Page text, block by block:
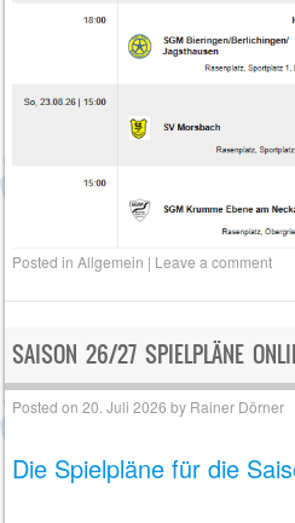
Posted inAllgemein | Leave a comment
SAISON 26/27 SPIELPLÄNE
Posted on20. Juli 2026 by Rainer Dörner
Die Spielpläne für die